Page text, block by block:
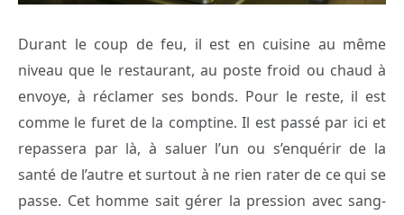
Durant le coup de feu, il est en cuisine au même
niveau que le restaurant, au poste froid ou chaud à
envoye, à réclamer ses bonds. Pour le reste, il est
comme le furet de la comptine. Il est passé par ici et
repassera par là, à saluer l’un ou s’enquérir de la
santé de l’autre et surtout à ne rien rater de ce qui se
passe. Cet homme sait gérer la pression avec sang-